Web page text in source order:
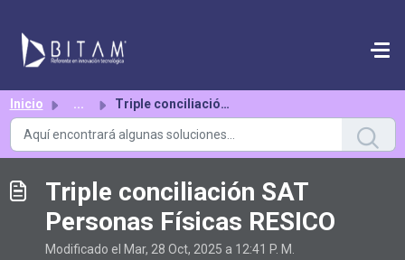
Inicio ... Triple conciliación SAT Personas Físicas RESICO
Triple conciliación SAT
Personas Físicas RESICO
Modificado el Mar, 28 Oct, 2025 a 12:41 P. M.